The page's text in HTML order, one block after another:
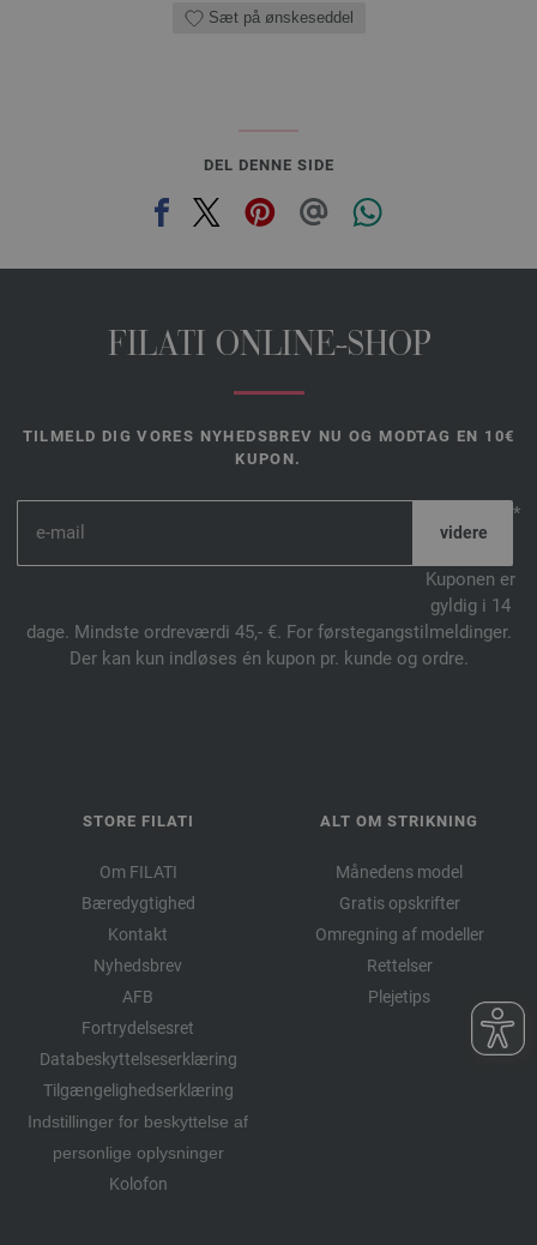
Sæt på ønskeseddel
DEL DENNE SIDE
FILATI ONLINE-SHOP
TILMELD DIG VORES NYHEDSBREV NU OG MODTAG EN 10€
KUPON.
*
Kuponen er
gyldig i 14
dage. Mindste ordreværdi 45,- €. For førstegangstilmeldinger.
Der kan kun indløses én kupon pr. kunde og ordre.
STORE FILATI
Om FILATI
Bæredygtighed
Kontakt
Nyhedsbrev
AFB
Fortrydelsesret
Databeskyttelseserklæring
Tilgængelighedserklæring
Indstillinger for beskyttelse af
personlige oplysninger
Kolofon
ALT OM STRIKNING
Månedens model
Gratis opskrifter
Omregning af modeller
Rettelser
Plejetips